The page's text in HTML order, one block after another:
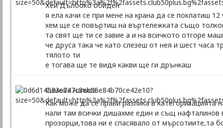
Хей Дълбоко обиден
я ела качи се при мене на крана да се поклатиш 12
хем ще се повъртиш на въртележката също
та свят ще ти се завие а и на всичкото отгоре
че друса така че като слезеш от нея и шест часа
тялото ти
е тогава ще те видя какви ще ги дрънкаш
Симова написа:
Как може да се прави разлика в
нали там всички дишахме един и същ
прозорци,това ни е спасявало от мърсотиите,та